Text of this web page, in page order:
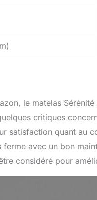
le matelas
critiques
satisfaction quant au
avec un bon
considéré pour